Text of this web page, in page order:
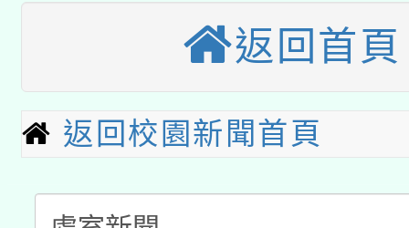
接種對象擴大為「滿6
月28日止
業技術研究院辦理「
用水績優單位及節水達
動」
115年8月22日(星期六
桃園市孔廟祈福系列
開 智慧啟航」
2026年桃園地景藝術
「2026桃園藝術巡演
關事宜
轉知教育部國民及學前
國立臺灣師範大學辦理
函轉國家教育研究院中
返回首頁
返回校園新聞首頁